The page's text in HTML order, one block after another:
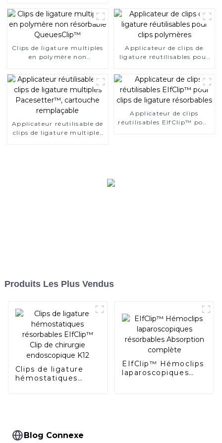
Clips de ligature multiples
en polymère non
Applicateur de clips de
ligature réutilisables pour
Applicateur réutilisable de
clips de ligature multiples
Applicateur de clips
réutilisables EIfClip™ pour
Produits Les Plus Vendus
Clips de ligature
hémostatiques
EIfClip™ Hémoclips
laparoscopiques
Blog Connexe